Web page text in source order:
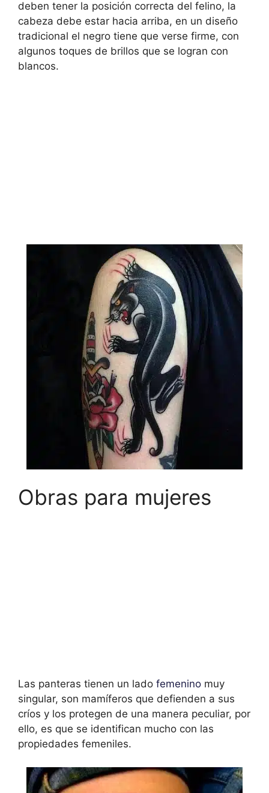
deben tener la posición correcta del felino, la
cabeza debe estar hacia arriba, en un diseño
tradicional el negro tiene que verse firme, con
algunos toques de brillos que se logran con
blancos.
Obras para mujeres
Las panteras tienen un lado femenino muy
singular, son mamíferos que defienden a sus
críos y los protegen de una manera peculiar, por
ello, es que se identifican mucho con las
propiedades femeniles.